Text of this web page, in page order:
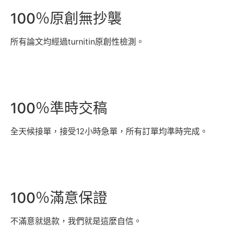
100％原創無抄襲
所有論文均經過turnitin原創性檢測。
100％準時交稿
全天候接單，接受12小時急單，所有訂單均準時完成。
100％滿意保證
不滿意就退款，我們就是這麼自信。